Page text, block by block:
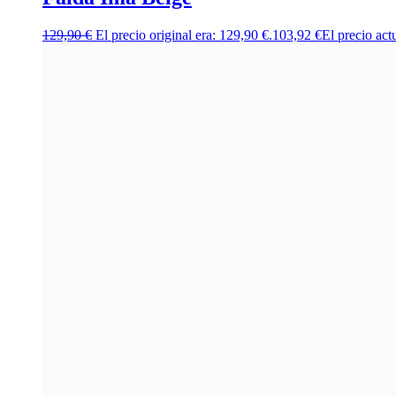
129,90€ El precio original era: 129,90 €.103,92 €El precio